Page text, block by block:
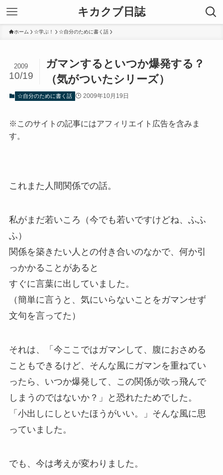
キカクブ日誌
ホーム ☆学ぶ！ ☆自分のために書く話
ガマンするといつか爆発する？
（気がついたシリーズ）
2009
10/19
☆自分のために書く話 2009年10月19日
※このサイトの記事にはアフィリエイト広告を含みま
す。
これまた人間関係での話。
私がまだ若いころ（今でも若いですけどね、ふふ
ふ）
関係を築きたい人との付き合いのなかで、何か引
っかかることがあると
すぐに言葉に出していました。
（簡単に言うと、気にいらないことをガマンせず
文句を言ってた）
それは、「今ここではガマンして、腹におさめる
こともできるけど、そんな風にガマンを重ねてい
ったら、いつか爆発して、この関係が吹っ飛んで
しまうのではないか？」と恐れたためでした。
「小出しにしといたほうがいい。」そんな風に思
っていました。
でも、今は考えが変わりました。